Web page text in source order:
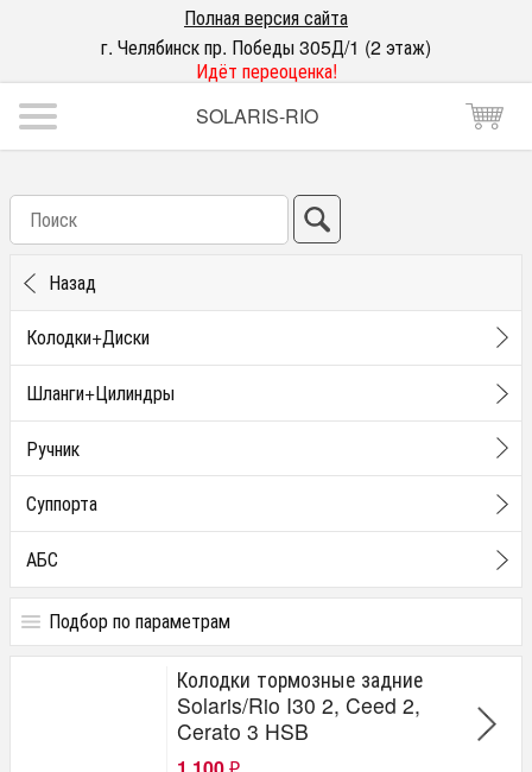
Полная версия сайта
г. Челябинск пр. Победы 305Д/1 (2 этаж)
Идёт переоценка!
SOLARIS-RIO
Назад
Колодки+Диски
Шланги+Цилиндры
Ручник
Суппорта
АБС
Подбор по параметрам
Тормозная система
колодки передние
колодки ручника
Колодки тормозные задние
Solaris/Rio I30 2, Ceed 2,
Cerato 3 HSB
₽